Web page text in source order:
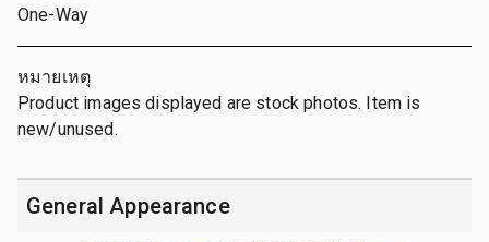
One-Way
หมายเหตุ
Product images displayed are stock photos. Item is
new/unused.
General Appearance